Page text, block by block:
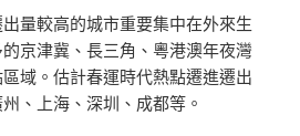
量較高的城市重要集中在外來生
京津冀、長三角、粵港澳年夜灣
域。估計春運時代熱點遷進遷出
、上海、深圳、成都等。